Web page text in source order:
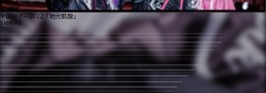
全国ツアー2022「地元凱旋」
View All